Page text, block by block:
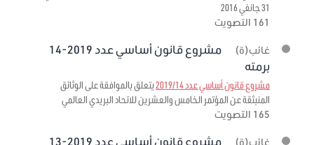
31 جانفي 2016
161 التصويت
غائب(ة)
مشروع قانون أساسي عدد 2019-14
برمته
مشروع قانون أساسي عدد 2019/14
يتعلق بالموافقة على الوثائق
المنبثقة عن المؤتمر الخامس والعشرين للاتحاد البريدي العالمي
165 التصويت
غائب(ة)
مشروع قانون أساسي عدد 2019-13